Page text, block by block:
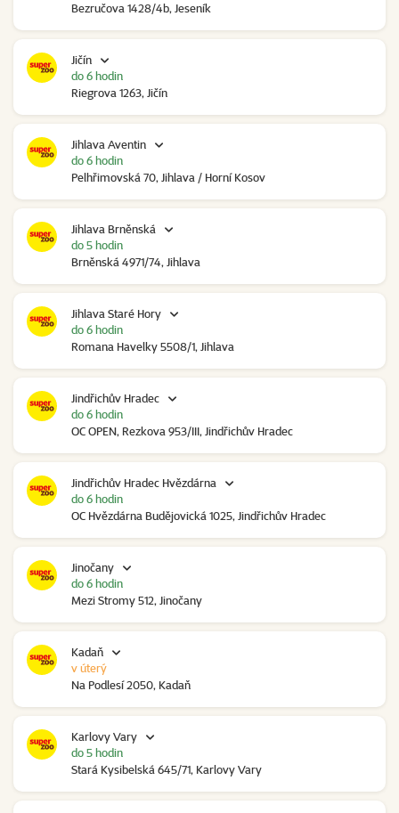
Bezručova 1428/4b, Jeseník
Jičín
Riegrova 1263, Jičín
do 6 hodin
Jihlava Aventin
Pelhřimovská 70, Jihlava / Horní Kosov
do 6 hodin
Jihlava Brněnská
Brněnská 4971/74, Jihlava
do 5 hodin
Jihlava Staré Hory
Romana Havelky 5508/1, Jihlava
do 6 hodin
Jindřichův Hradec
OC OPEN, Rezkova 953/III, Jindřichův Hradec
do 6 hodin
Jindřichův Hradec Hvězdárna
OC Hvězdárna Budějovická 1025, Jindřichův Hradec
do 6 hodin
Jinočany
Mezi Stromy 512, Jinočany
do 6 hodin
Kadaň
Na Podlesí 2050, Kadaň
v úterý
Karlovy Vary
Stará Kysibelská 645/71, Karlovy Vary
do 5 hodin